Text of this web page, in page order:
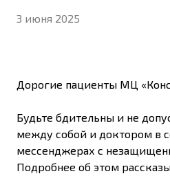
3 июня 2025
Дорогие пациенты МЦ
Будьте бдительны и не
между собой и доктором в
мессенджерах с
Подробнее об этом